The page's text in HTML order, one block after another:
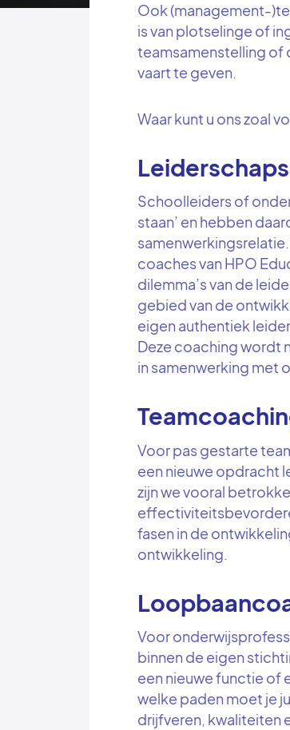
Ook (management-
is van plotselinge of
teamsamenstelling of
vaart te geven.
Waar kunt u ons zoal
Schoolleiders of
staan’ en hebben
coaches van HPO
dilemma’s van de
gebied van de
eigen authentiek
Deze coaching wordt
in samenwerking met
Voor pas gestarte
een nieuwe opdracht
zijn we vooral
fasen in de
ontwikkeling.
Voor
binnen de eigen
een nieuwe functie of
welke paden moet je
drijfveren, kwaliteiten